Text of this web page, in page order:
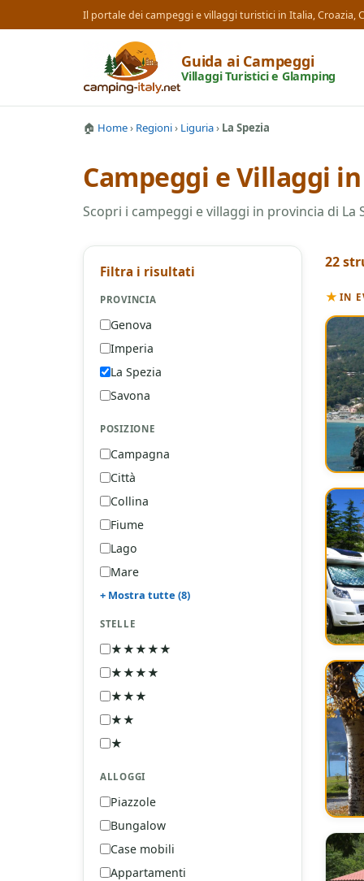
Il portale dei campeggi e villaggi turistici in Italia, Croazia,
Guida ai Campeggi
Villaggi Turistici e Glamping
🏠 Home› Regioni› Liguria› La Spezia
Campeggi e Villaggi
Scopri i campeggi e villaggi in provincia di La
Filtra i risultati
PROVINCIA
Genova
Imperia
La Spezia
Savona
POSIZIONE
Campagna
Città
Collina
Fiume
Lago
Mare
+ Mostra tutte (8)
STELLE
★★★★★
5 Stelle
★★★★
4 Stelle
★★★
3 Stelle
★★
2 Stelle
★
1 Stelle
ALLOGGI
Piazzole
Bungalow
Case mobili
Appartamenti
22
★ IN